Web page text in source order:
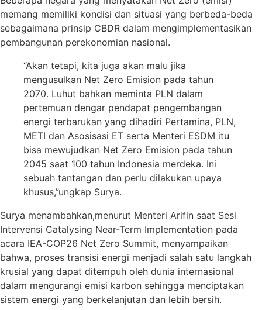
memang memiliki kondisi dan situasi yang berbeda-beda
sebagaimana prinsip CBDR dalam mengimplementasikan
pembangunan perekonomian nasional.
“Akan tetapi, kita juga akan malu jika
mengusulkan Net Zero Emision pada tahun
2070. Luhut bahkan meminta PLN dalam
pertemuan dengar pendapat pengembangan
energi terbarukan yang dihadiri Pertamina, PLN,
METI dan Asosisasi ET serta Menteri ESDM itu
bisa mewujudkan Net Zero Emision pada tahun
2045 saat 100 tahun Indonesia merdeka. Ini
sebuah tantangan dan perlu dilakukan upaya
khusus,”ungkap Surya.
Surya menambahkan,menurut Menteri Arifin saat Sesi
Intervensi Catalysing Near-Term Implementation pada
acara IEA-COP26 Net Zero Summit, menyampaikan
bahwa, proses transisi energi menjadi salah satu langkah
krusial yang dapat ditempuh oleh dunia internasional
dalam mengurangi emisi karbon sehingga menciptakan
sistem energi yang berkelanjutan dan lebih bersih.